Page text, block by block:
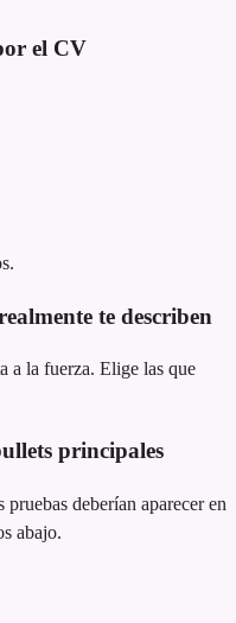
el CV
te describen
a la fuerza. Elige las que
principales
deberían aparecer en
abajo.